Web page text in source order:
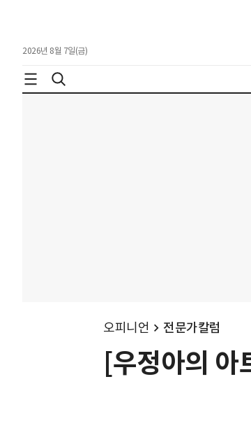
2026년 8월 7일(금)
오피니언 전문가칼럼
[우정아의